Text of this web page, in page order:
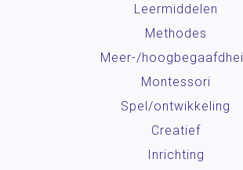
Leermiddelen
Methodes
Meer-/
Montessori
Spel/ontwikkeling
Creatief
Inrichting